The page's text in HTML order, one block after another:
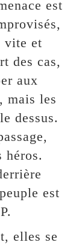
est
vite et
des cas,
aux
mais les
dessus.
héros.
est
elles se